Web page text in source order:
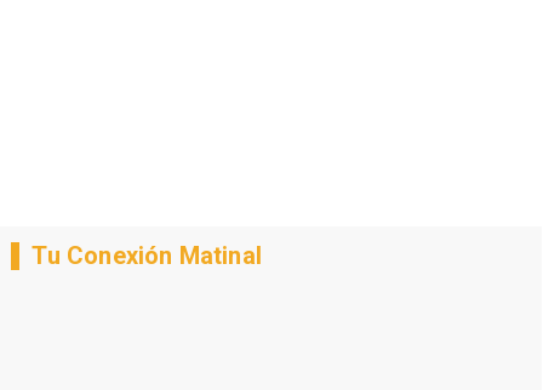
Tu Conexión Matinal